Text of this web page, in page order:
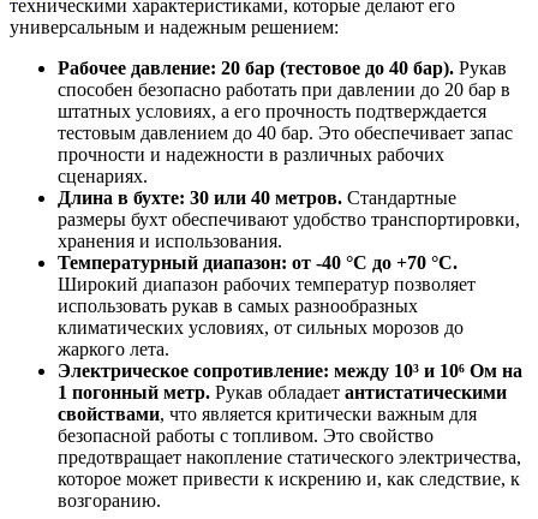
техническими характеристиками, которые делают его
универсальным и надежным решением:
Рабочее давление: 20 бар (тестовое до 40 бар). Рукав
способен безопасно работать при давлении до 20 бар в
штатных условиях, а его прочность подтверждается
тестовым давлением до 40 бар. Это обеспечивает запас
прочности и надежности в различных рабочих
сценариях.
Длина в бухте: 30 или 40 метров. Стандартные
размеры бухт обеспечивают удобство транспортировки,
хранения и использования.
Температурный диапазон: от -40 °C до +70 °C.
Широкий диапазон рабочих температур позволяет
использовать рукав в самых разнообразных
климатических условиях, от сильных морозов до
жаркого лета.
Электрическое сопротивление: между 10³ и 10⁶ Ом на
1 погонный метр. Рукав обладает антистатическими
свойствами, что является критически важным для
безопасной работы с топливом. Это свойство
предотвращает накопление статического электричества,
которое может привести к искрению и, как следствие, к
возгоранию.